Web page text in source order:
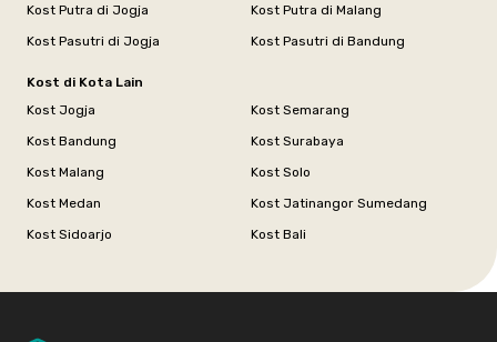
Kost Putra di Jogja
Kost Putra di Malang
Kost Pasutri di Jogja
Kost Pasutri di Bandung
Kost di Kota Lain
Kost Jogja
Kost Semarang
Kost Bandung
Kost Surabaya
Kost Malang
Kost Solo
Kost Medan
Kost Jatinangor Sumedang
Kost Sidoarjo
Kost Bali